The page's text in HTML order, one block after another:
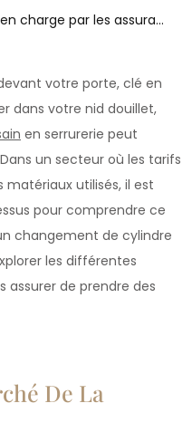
Les conditions de prise en charge par les assurances
votre porte, clé en
dans votre nid douillet,
en serrurerie peut
un secteur où les tarifs
matériaux utilisés, il est
pour comprendre ce
changement de cylindre
les différentes
assurer de prendre des
De La